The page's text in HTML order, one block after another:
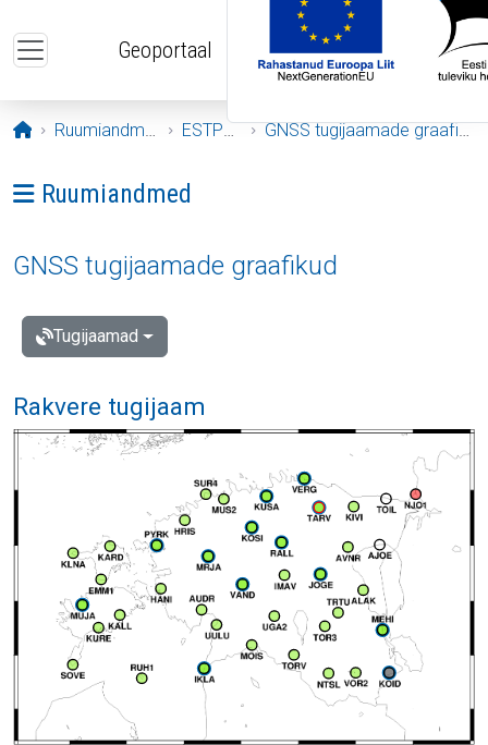
Geoportaal
Avaleht
Ruumiandmed ESTPOS GNSS tugijaamade graafikud
Ava menüü: Ruumiandmed
Ruumiandmed
GNSS tugijaamade graafikud
Tugijaamad
Rakvere tugijaam